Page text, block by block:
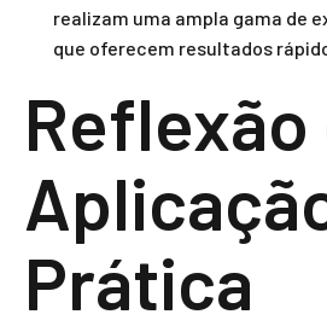
realizam uma ampla gama de
que oferecem resultados
Reflexão
Prática